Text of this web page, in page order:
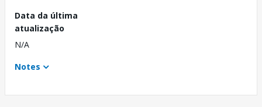
Data da última
atualização
N/A
Notes